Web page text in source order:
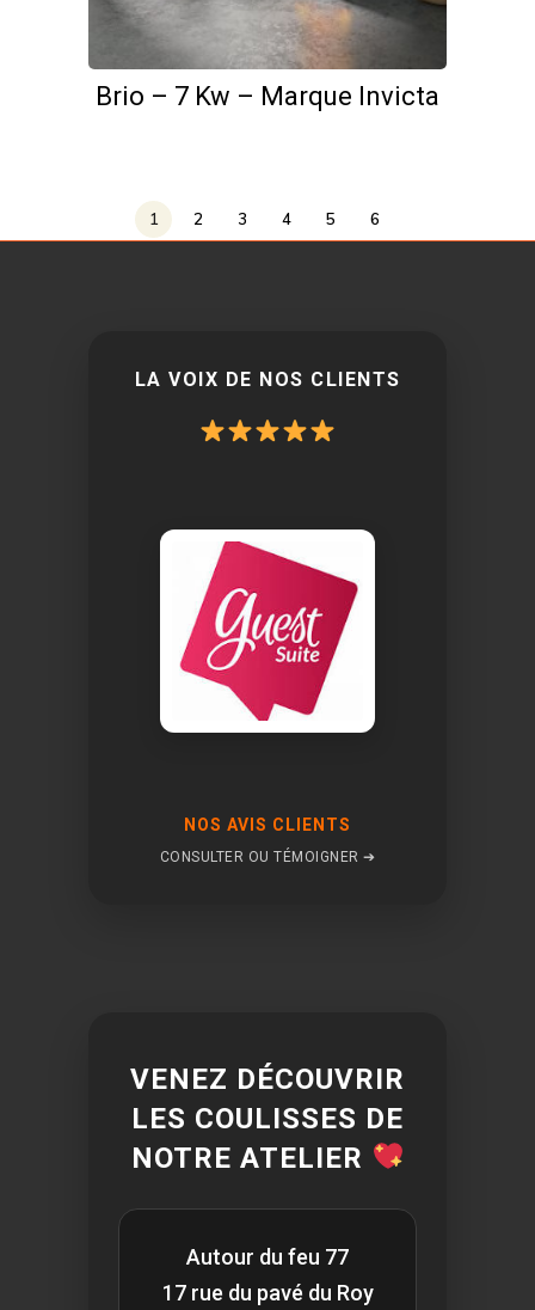
Brio – 7 Kw – Marque Invicta
1 2 3 4 5 6
LA VOIX DE NOS CLIENTS
NOS AVIS CLIENTS
CONSULTER OU TÉMOIGNER ➔
VENEZ DÉCOUVRIR
LES COULISSES DE
NOTRE ATELIER
Autour du feu 77
17 rue du pavé du Roy